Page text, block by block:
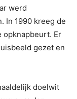
werd
In 1990 kreeg de
opknapbeurt. Er
gezet en
doelwit